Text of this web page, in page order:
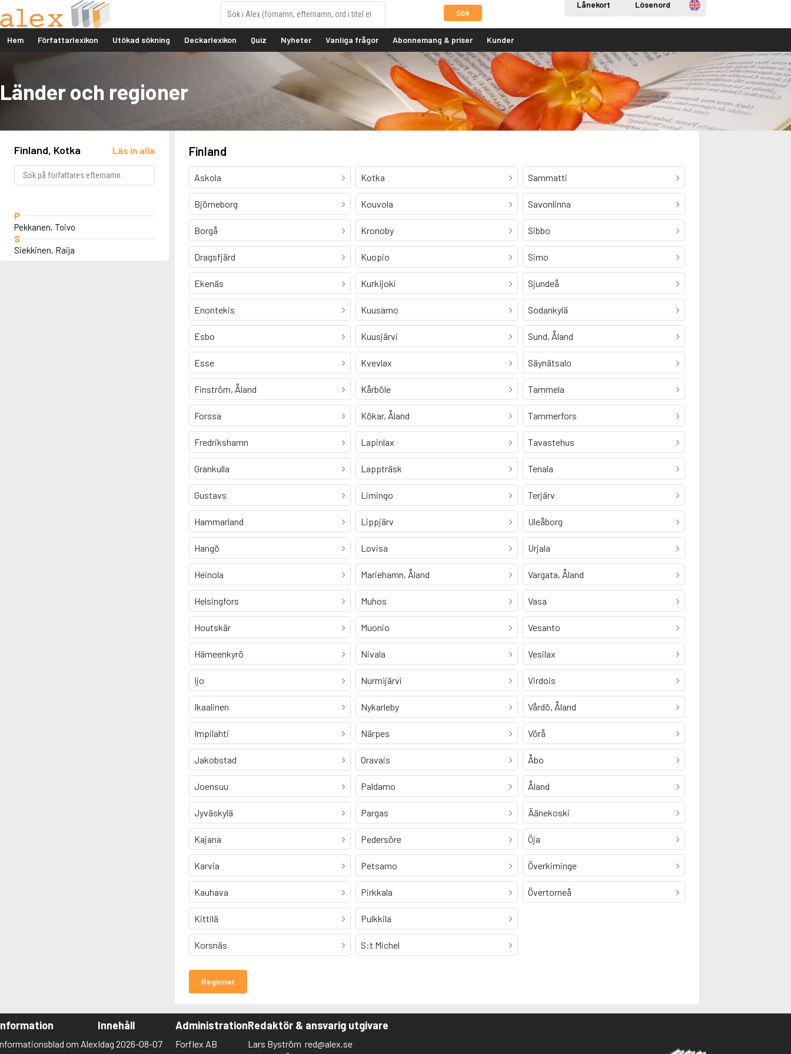
Sök
Lånekort Lösenord Engelska
Hem Författarlexikon Utökad sökning Deckarlexikon Quiz Nyheter Vanliga frågor Abonnemang & priser Kunder
Länder och regioner
Finland, Kotka Läs in alla
P
Pekkanen, Toivo
S
Siekkinen, Raija
Finland
Askola
Björneborg
Borgå
Dragsfjärd
Ekenäs
Enontekis
Esbo
Esse
Finström, Åland
Forssa
Fredrikshamn
Grankulla
Gustavs
Hammarland
Hangö
Heinola
Helsingfors
Houtskär
Hämeenkyrö
Ijo
Ikaalinen
Impilahti
Jakobstad
Joensuu
Jyväskylä
Kajana
Karvia
Kauhava
Kittilä
Korsnäs
Kotka
Kouvola
Kronoby
Kuopio
Kurkijoki
Kuusamo
Kuusjärvi
Kvevlax
Kårböle
Kökar, Åland
Lapinlax
Lappträsk
Limingo
Lippjärv
Lovisa
Mariehamn, Åland
Muhos
Muonio
Nivala
Nurmijärvi
Nykarleby
Närpes
Oravais
Paldamo
Pargas
Pedersöre
Petsamo
Pirkkala
Pulkkila
S:t Michel
Sammatti
Savonlinna
Sibbo
Simo
Sjundeå
Sodankylä
Sund, Åland
Säynätsalo
Tammela
Tammerfors
Tavastehus
Tenala
Terjärv
Uleåborg
Urjala
Vargata, Åland
Vasa
Vesanto
Vesilax
Virdois
Vårdö, Åland
Vörå
Åbo
Åland
Äänekoski
Öja
Överkiminge
Övertorneå
Regioner
om Alex
Innehåll
Idag 2026-08-07
Administration
Forflex AB
Redaktör & ansvarig utgivare
Lars Byström red@alex.se